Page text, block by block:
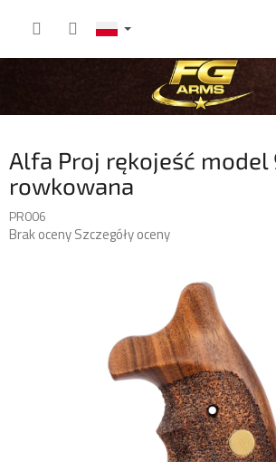
Alfa Proj rękojeść model
rowkowana
PR006
Średnia
Brak ocenySzczegóły oceny